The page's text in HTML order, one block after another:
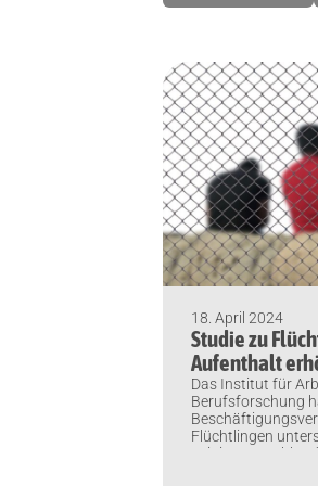
18. April 2024
Studie zu
Aufenthalt
Das Institut für
Berufsforschung
Flüchtlingen
Zeit in